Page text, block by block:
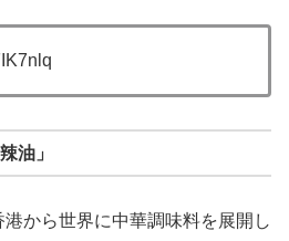
油」
から世界に中華調味料を展開し